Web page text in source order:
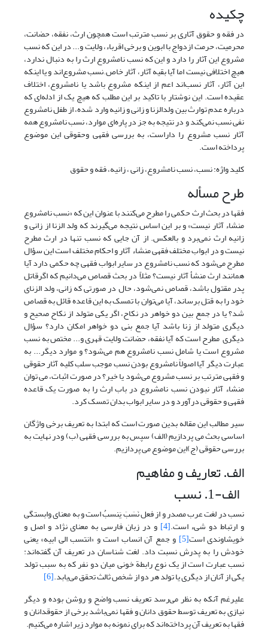
چکیده
در فقه و حقوق آثاری بر نسب مترتب است همچون ارث، نفقه، حضانت،
محرمیت، حرمت ازدواج با ابوین و برخی اقرباء، ولایت و... در این که نسب
مشروع این آثار را دارد و این که نسب نامشروع ارث را به دنبال ندارد،
هیچ اختلافی نیست اما آیا بقیه آثار، آثار خاص ِ نسب مشروع‌اند و یا اینکه
این آثار، آثار نسب‌اند اعم از اینکه مشروع باشد یا نامشروع، اختلاف
عقیده است. این نوشتار با تاکید بر این مطلب که هیچ یک از ادله‌ای که
درباره عدم توارث بین ولدالزنا و زانی و زانیه وارد شده، از طفل نامشروع
نفی نسب نمی‌کند و در نتیجه به جز در پاره‌ای موارد، نسب نامشروع همه
آثار نسب مشروع را داراست، به بررسی فقهی وحقوقی این موضوع
پرداخته است.
کلید واژه: نسب، نسب نامشروع، زانی ، زانیه، فقه و حقوق
طرح مسأله
فقها در بحث ارث حکمی را مطرح می‌کنند با عنوان این که «نسب نامشروع
منشاء آثار نیست» و بر این اساس نتیجه می‌گیرند که ولد الزنا از زانی و
زانیه ارث نمی‌‌برد و بالعکس. از آن جایی که نسب تنها در ارث مطرح
نیست و در ابواب مختلف فقهی منشاء آثار و احکام مختلف است این سؤال
مطرح می‌شود که نسب نامشروع در سایر ابواب فقهی چه حکمی دارد آیا
همانند ارث منشأ آثار نیست؟ مثلاً در بحث قصاص می‌دانیم که اگرقاتل
پدر مقتول باشد، قصاص نمی‌شود، حال در صورتی که زانی، ولد الزنای
خود را به قتل برساند، آیا می‌توان با تمسک به این قاعده قائل به قصاص
شد؟ یا در جمع بین دو خواهر در نکاح، اگر یکی متولد از نکاح صحیح و
دیگری متولد از زنا باشد آیا جمع بنی دو خواهر امکان دارد؟ سؤال
دیگری مطرح است که آیا نفقه، حضانت, ولایت قهری و... مختص به نسب
مشروع است یا شامل نسب نامشروع هم می‌شود؟ و موارد دیگر... به
عبارت دیگر آیا اصولاً نامشروع بودن نسب موجب سلب کلیه آثار حقوقی
و فقهی مترتب بر نسب مشروع می‌شود یا خیر؟ در صورت اثبات، می توان
منشاء آثار نبودن نسب نامشروع در باب ارث را به صورت یک قاعده
فقهی و حقوقی درآورد و در سایر ابواب بدان تمسک کرد.
سیر مطالب این مقاله بدین صورت است که ابتدا به تعریف برخی واژگان
اساسی بحث می پردازیم (الف) سپس به بررسی فقهی (ب) ودر نهایت به
بررسی حقوقی (ج)این موضوع می پردازیم.
الف. تعاریف و مفاهیم
الف-1. نسب
نسب در لغت عرب مصدر و از فعل نَسَبَ یَنسبُ است و به معنای وابستگی
و ارتباط دو شیء است.[4] و در زبان فارسی به معنای نژاد و اصل و
خویشاوندی است[5] و جمع آن انساب است و «انتسب الی ابیه» یعنی
خودش را به پدرش نسبت داد. لغت شناسان در تعریف آن گفته‌اند:
نسب عبارت است از یک نوع رابطة خونی میان دو نفر که به سبب تولد
یکی از آنان از دیگری یا تولد هر دو از شخص ثالث تحقق می‌یابد.[6]
علیرغم آنکه به نظر می‌رسد تعریف نسب واضح و روشن بوده و دیگر
نیازی به تعریف توسط حقوق دانان و فقها نمی‌باشد برخی از حقوقدانان و
فقها به تعریف آن پرداخته‌اند که برای نمونه به موارد زیر اشاره می‌کنیم.